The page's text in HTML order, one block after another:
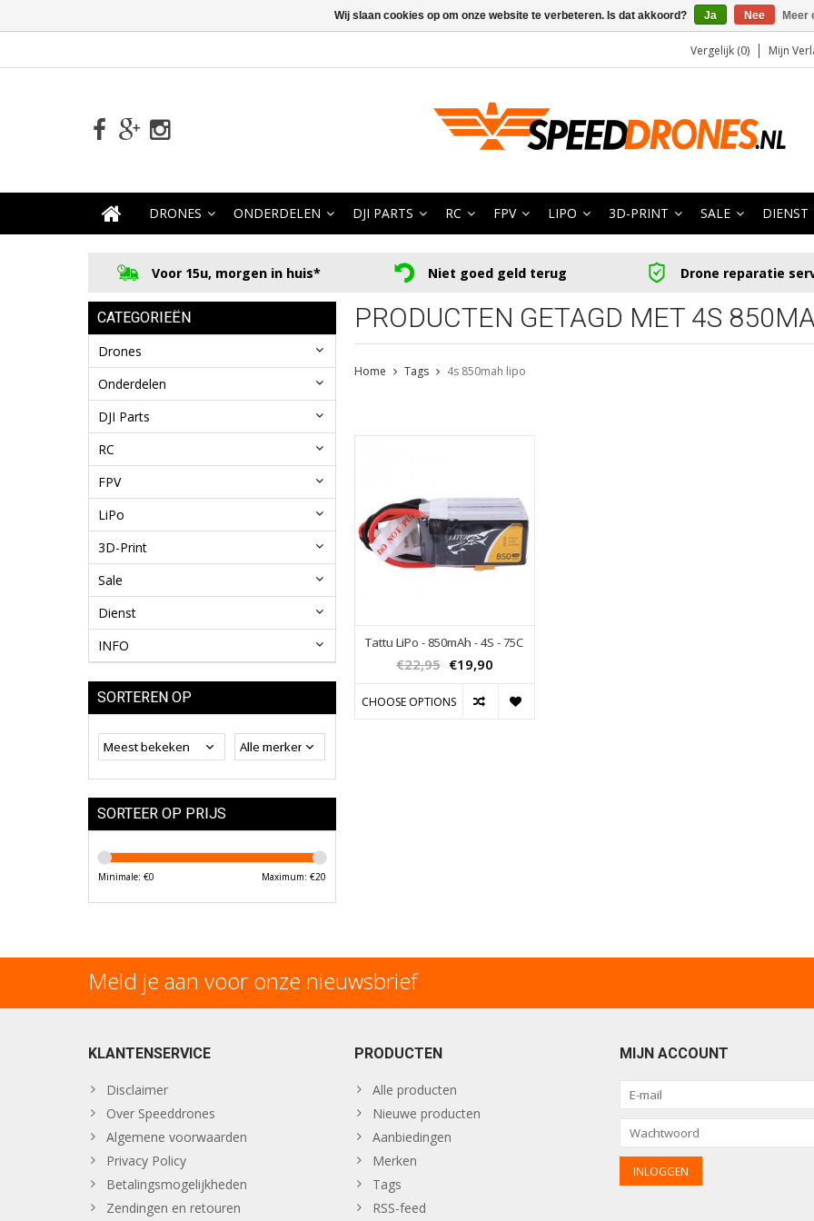
Vergelijk (0) Mijn
DRONES ONDERDELEN DJI PARTS RC FPV LIPO 3D-PRINT SALE DIENST
Voor 15u, morgen in huis* Niet goed geld terug Drone reparatie
CATEGORIEËN
Drones
Onderdelen
DJI Parts
RC
FPV
LiPo
3D-Print
Sale
Dienst
INFO
SORTEREN OP
SORTEER OP PRIJS
Minimale: €0 Maximum: €20
PRODUCTEN GETAGD MET 4S
Home Tags 4s 850mah lipo
Tattu LiPo - 850mAh - 4S - 75C
€22,95 €19,90
CHOOSE OPTIONS
Meld je aan voor onze nieuwsbrief
KLANTENSERVICE
Disclaimer
Over Speeddrones
Algemene voorwaarden
Privacy Policy
Betalingsmogelijkheden
Zendingen en retouren
PRODUCTEN
Alle producten
Nieuwe producten
Aanbiedingen
Merken
Tags
RSS-feed
MIJN ACCOUNT
Wij slaan cookies op om onze website te verbeteren. Is dat akkoord? Ja Nee Meer